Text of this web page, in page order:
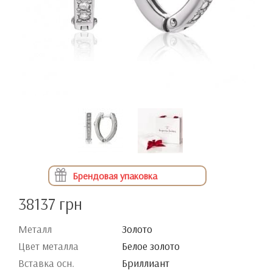
Брендовая упаковка
38137 грн
Металл
Золото
Цвет металла
Белое золото
Вставка осн.
Бриллиант